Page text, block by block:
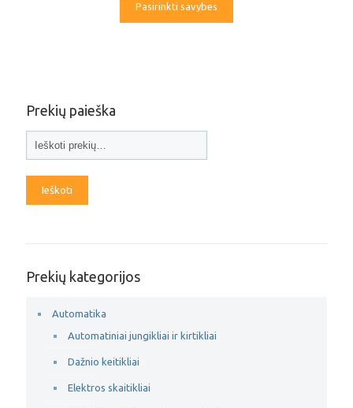
Pasirinkti savybes
Prekių paieška
Ieškoti
Prekių kategorijos
Automatika
Automatiniai jungikliai ir kirtikliai
Dažnio keitikliai
Elektros skaitikliai